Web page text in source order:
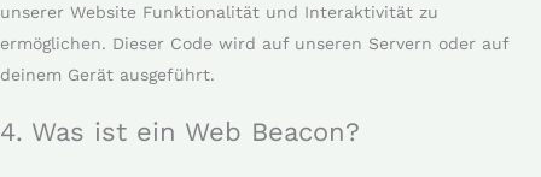
unserer Website Funktionalität und Interaktivität zu
ermöglichen. Dieser Code wird auf unseren Servern oder auf
deinem Gerät ausgeführt.
4. Was ist ein Web Beacon?